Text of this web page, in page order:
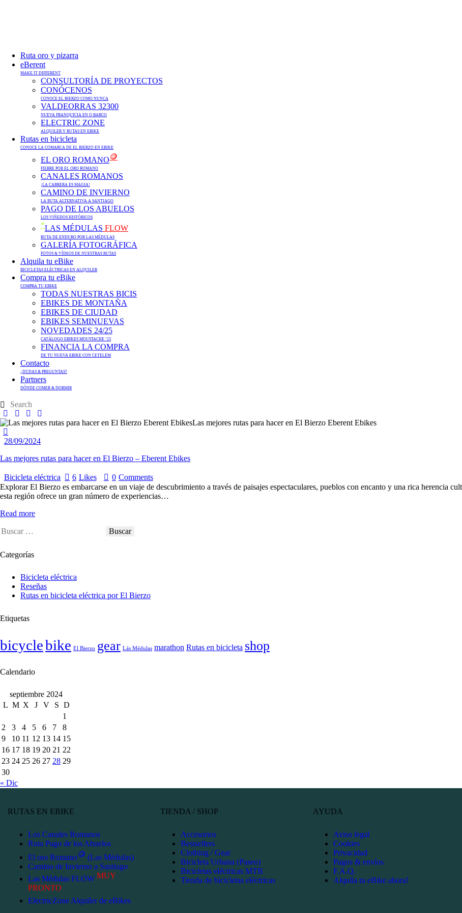
Ruta oro y pizarra
eBerent
MAKE IT DIFFERENT
CONSULTORÍA DE PROYECTOS
CONÓCENOS
CONOCE EL BIERZO COMO NUNCA
VALDEORRAS 32300
NUEVA FRANQUICIA EN O BARCO
ELECTRIC ZONE
ALQUILER Y RUTAS EN EBIKE
Rutas en bicicleta
CONOCE LA COMARCA DE EL BIERZO EN EBIKE
EL ORO ROMANO🪙
FIEBRE POR EL ORO ROMANO
CANALES ROMANOS
¡LA CABRERA ES MAGIA!
CAMINO DE INVIERNO
LA RUTA ALTERNATIVA A SANTIAGO
PAGO DE LOS ABUELOS
LOS VIÑEDOS HISTÓRICOS
*LAS MÉDULAS FLOW
RUTA DE ENDURO POR LAS MÉDULAS
GALERÍA FOTOGRÁFICA
FOTOS & VÍDEOS DE NUESTRAS RUTAS
Alquila tu eBike
BICICLETAS ELÉCTRICAS EN ALQUILER
Compra tu eBike
COMPRA TU EBIKE
TODAS NUESTRAS BICIS
EBIKES DE MONTAÑA
EBIKES DE CIUDAD
EBIKES SEMINUEVAS
NOVEDADES 24/25
CATÁLOGO EBIKES MOUSTACHE ’23
FINANCIA LA COMPRA
DE TU NUEVA EBIKE CON CETELEM
Contacto
¿DUDAS & PREGUNTAS?
Partners
DÓNDE COMER & DORMIR
28/09/2024
Las mejores rutas para hacer en El Bierzo – Eberent Ebikes
Bicicleta eléctrica 6 Likes 0 Comments
Explorar El Bierzo es embarcarse en un viaje de descubrimiento a través de paisajes espectaculares, pueblos con encanto y una rica herencia
esta región ofrece un gran número de experiencias…
Read more
Categorías
Bicicleta eléctrica
Reseñas
Rutas en bicicleta eléctrica por El Bierzo
Etiquetas
bicyclebike El Bierzo gear Lás Médulas marathon Rutas en bicicleta shop
Calendario
septiembre 2024
L M X J V S D
1
2
3 4 5 6 7
8
9
10 11 12 13 14 15
16 17 18 19 20 21 22
23 24 25 26 27 28 29
30
« Dic
RUTAS EN EBIKE
Los Canales Romanos
Ruta Pago de los Abuelos
El oro Romano🪙 (Las Médulas)
Camino de Invierno a Santiago
Las Médulas FLOW MUY
PRONTO
ElectricZone Alquiler de eBikes
TIENDA / SHOP
Accesorios
Bestsellers
Clothing / Gear
Bicicleta Urbana (Paseo)
Bicicletas eléctricas MTB
Tienda de bicicletas eléctricas
AYUDA
Aviso legal
Cookies
Privacidad
Pagos & envíos
F.A.Q.
Alquila tu eBike ahora!